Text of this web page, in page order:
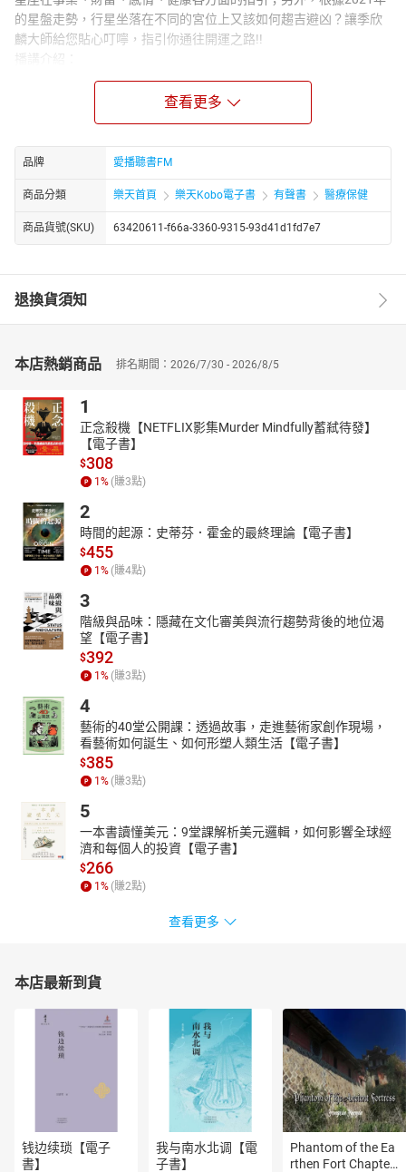
的星盤走勢，行星坐落在不同的宮位上又該如何趨吉避凶？讓季欣
麟大師給您貼心叮嚀，指引你通往開運之路!!
台灣知名星座大師，曾長期為《時尚先生》、《職場》、《心理月
刊》、《投資與合作》、《東方早報》等媒體撰寫星象專欄；甘肅
的我願意》、鳳凰網《星視野》、騰訊《達人脫口秀》特約星座導
師、視訊中國《心靈開運貼》及考拉電台《季欣麟星語》節目主
持。 做為亞洲頂級星象師，新浪網星座博客點擊率超過500萬，微
博粉絲23萬；從事星盤研究及測算20多年來，為國內外眾多企業
家、知名作家、演藝界明星、知名媒體人，進行星象與投資諮詢，
章節名稱：
2021年整體運勢
03雙魚座-事業財富
05白羊座-事業財富
06白羊座-感情健康
07金牛座-事業財富
08金牛座-感情健康
09雙子座-事業財富
11巨蟹座-事業財富
12巨蟹座-感情健康
13獅子座-事業財富
14獅子座-感情健康
15處女座-事業財富
16處女座-感情健康
17天秤座-事業財富
18天秤座-感情健康
19天蠍座-事業財富
20天蠍座-感情健康
21射手座-事業財富
22射手座-感情健康
23摩羯座-事業財富
24摩羯座-感情健康
查看更多
品牌 愛播聽書FM
商品分類 樂天首頁 樂天Kobo電子書 有聲書 醫療保健
商品貨號(SKU) 63420611-f66a-3360-9315-93d41d1fd7e7
退換貨須知
本店熱銷商品 排名期間：2026/7/30 - 2026/8/5
1
正念殺機【NETFLIX影集Murder Mindfully蓄弒待發】
【電子書】
$308
1 % (賺3點)
2
時間的起源：史蒂芬．霍金的最終理論【電子書】
$455
1 % (賺4點)
3
階級與品味：隱藏在文化審美與流行趨勢背後的地位渴
望【電子書】
$392
1 % (賺3點)
4
藝術的40堂公開課：透過故事，走進藝術家創作現場，
看藝術如何誕生、如何形塑人類生活【電子書】
$385
1 % (賺3點)
5
一本書讀懂美元：9堂課解析美元邏輯，如何影響全球經
濟和每個人的投資【電子書】
$266
1 % (賺2點)
查看更多
本店最新到貨
钱边续琐【電子
書】
我与南水北调【電
子書】
Phantom of the Ea
rthen Fort Chapter